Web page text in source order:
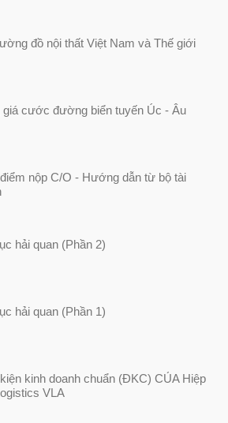
đồ nội thất Việt Nam và Thế giới
giá cước đường biển tuyến Úc - Âu
nộp C/O - Hướng dẫn từ bộ tài
hải quan (Phần 2)
hải quan (Phần 1)
kinh doanh chuẩn (ĐKC) CỦA Hiệp
VLA